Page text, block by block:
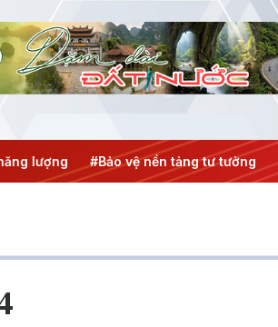
#Bảo vệ nền tảng tư tưởng của Đảng